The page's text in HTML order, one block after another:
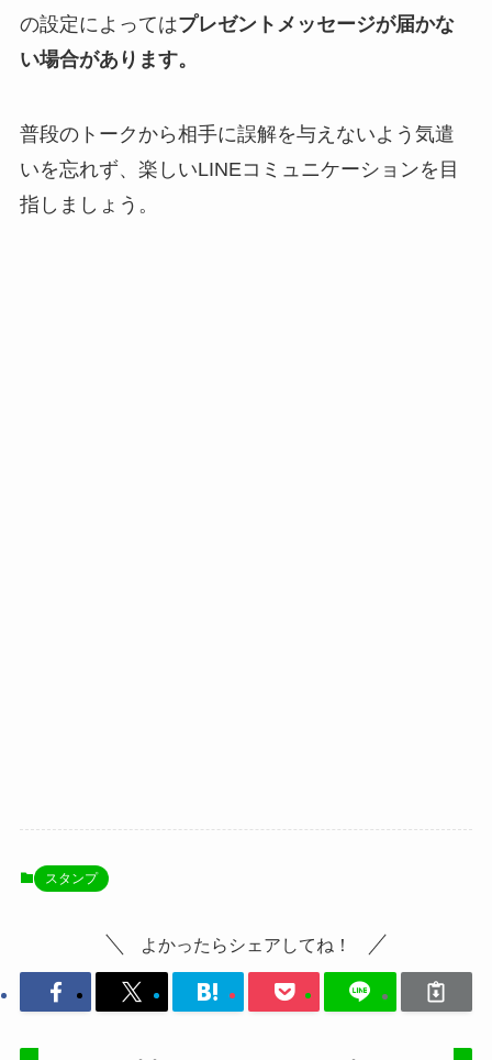
の設定によってはプレゼントメッセージが届かな
い場合があります。
普段のトークから相手に誤解を与えないよう気遣
いを忘れず、楽しいLINEコミュニケーションを目
指しましょう。
スタンプ
よかったらシェアしてね！